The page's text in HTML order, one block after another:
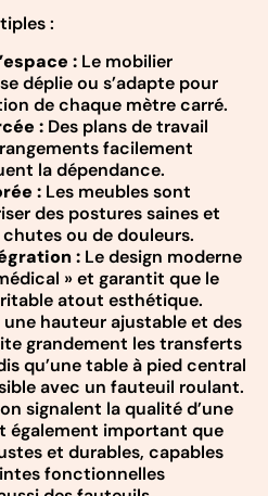
:
: Le mobilier
déplie ou s’adapte pour
de chaque mètre carré.
: Des plans de travail
facilement
la dépendance.
: Les meubles sont
des postures saines et
ou de douleurs.
: Le design moderne
» et garantit que le
atout esthétique.
hauteur ajustable et des
grandement les transferts
qu’une table à pied central
avec un fauteuil roulant.
signalent la qualité d’une
également important que
et durables, capables
fonctionnelles